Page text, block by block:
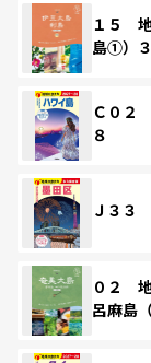
１５
島①）
Ｃ０２
８
Ｊ３３
０２
呂麻島